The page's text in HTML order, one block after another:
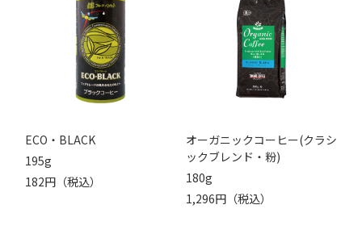
ECO・BLACK
195g
182円（税込）
オーガニックコーヒー(クラシ
ックブレンド・粉)
180g
1,296円（税込）